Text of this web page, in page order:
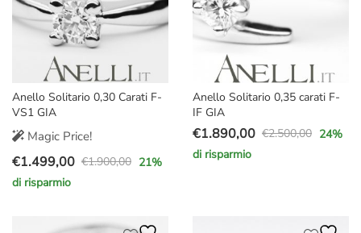
Anello Solitario 0,30 Carati F-
VS1 GIA
Magic Price!
€1.900,00
Il
prezzo
€1.499,00
Il
prezzo
21%
di risparmio
Anello Solitario 0,35 carati F-
IF GIA
€2.500,00
Il
prezzo
€1.890,00
Il
prezzo
24%
di risparmio